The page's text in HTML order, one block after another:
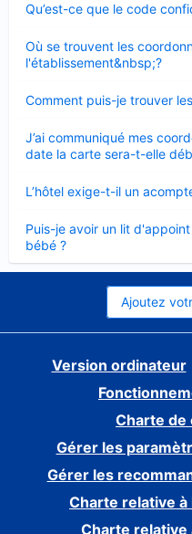
Qu’est-ce que le code
fermé
Où se trouvent les
l'établissement&nbsp;?
fermé
Comment puis-je trouver
fermé
J’ai communiqué mes
date la carte sera-t-elle
fermé
L’hôtel exige-t-il un
fermé
Puis-je avoir un lit
bébé ?
fermé
Ajoutez
Version ordinateur
Charte de
Gérer les
Gérer les
Charte relative
Charte relative